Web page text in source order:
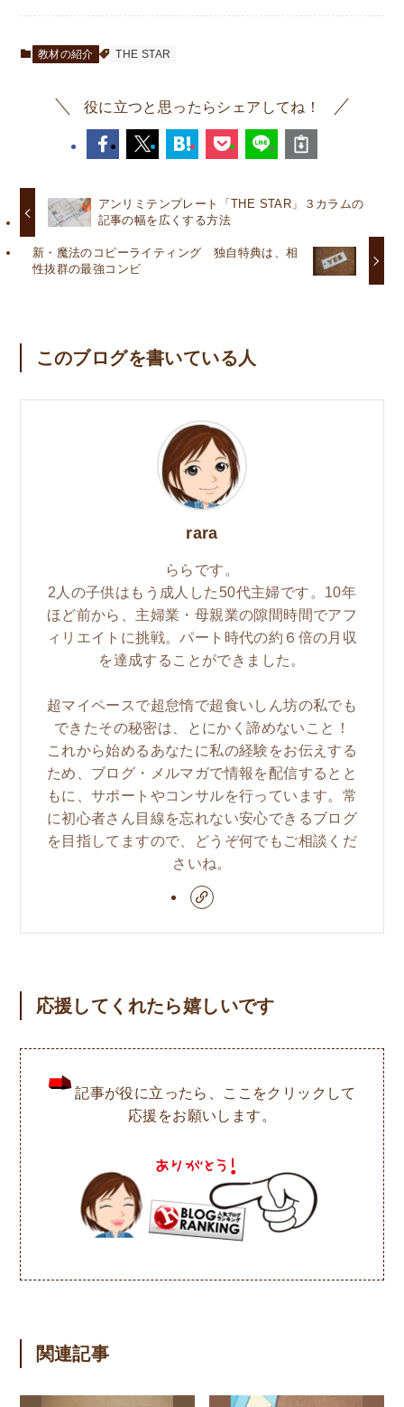
教材の紹介 THE STAR
役に立つと思ったらシェアしてね！
アンリミテンプレート「THE STAR」３カラムの
記事の幅を広くする方法
新・魔法のコピーライティング 独自特典は、相
性抜群の最強コンビ
このブログを書いている人
rara
ららです。
2人の子供はもう成人した50代主婦です。10年
ほど前から、主婦業・母親業の隙間時間でアフ
ィリエイトに挑戦。パート時代の約６倍の月収
を達成することができました。
超マイペースで超怠惰で超食いしん坊の私でも
できたその秘密は、とにかく諦めないこと！
これから始めるあなたに私の経験をお伝えする
ため、ブログ・メルマガで情報を配信するとと
もに、サポートやコンサルを行っています。常
に初心者さん目線を忘れない安心できるブログ
を目指してますので、どうぞ何でもご相談くだ
さいね。
応援してくれたら嬉しいです
記事が役に立ったら、ここをクリックして
応援をお願いします。
関連記事